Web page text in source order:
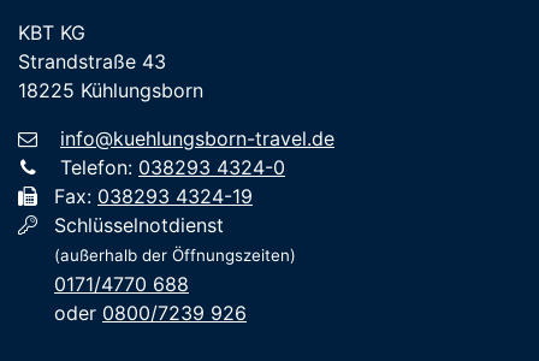
KBT KG
Strandstraße 43
18225 Kühlungsborn
info@kuehlungsborn-travel.de
Telefon: 038293 4324-0
Fax: 038293 4324-19
Schlüsselnotdienst
(außerhalb der Öffnungszeiten)
0171/4770 688
oder 0800/7239 926